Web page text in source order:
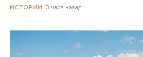
ИСТОРИИ 3 часа назад